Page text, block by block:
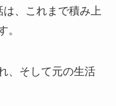
は、これまで積み上
。
、そして元の生活